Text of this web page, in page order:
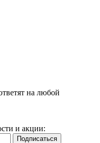
на любой
и акции: